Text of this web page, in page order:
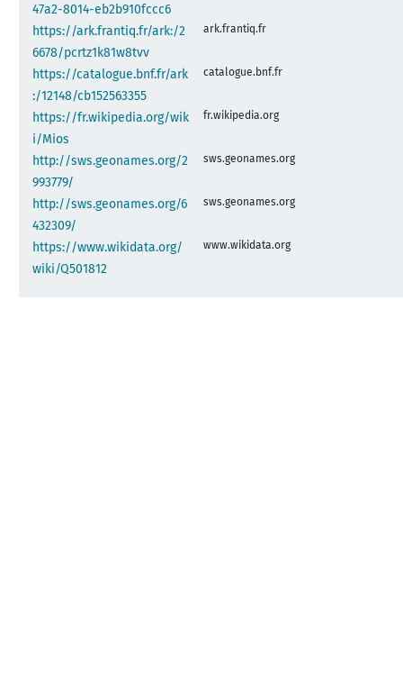
47a2-8014-eb2b910fccc6
https://ark.frantiq.fr/ark:/2
6678/pcrtz1k81w8tvv
ark.frantiq.fr
https://catalogue.bnf.fr/ark
:/12148/cb152563355
catalogue.bnf.fr
https://fr.wikipedia.org/wik
i/Mios
fr.wikipedia.org
http://sws.geonames.org/2
993779/
sws.geonames.org
http://sws.geonames.org/6
432309/
sws.geonames.org
https://www.wikidata.org/
wiki/Q501812
www.wikidata.org